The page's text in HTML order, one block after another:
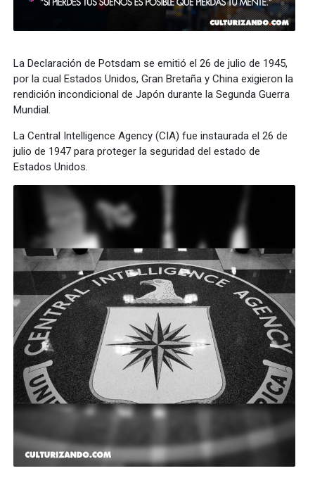
La Declaración de Potsdam se emitió el 26 de julio de 1945,
por la cual Estados Unidos, Gran Bretaña y China exigieron la
rendición incondicional de Japón durante la Segunda Guerra
Mundial.
La Central Intelligence Agency (CIA) fue instaurada el 26 de
julio de 1947 para proteger la seguridad del estado de
Estados Unidos.